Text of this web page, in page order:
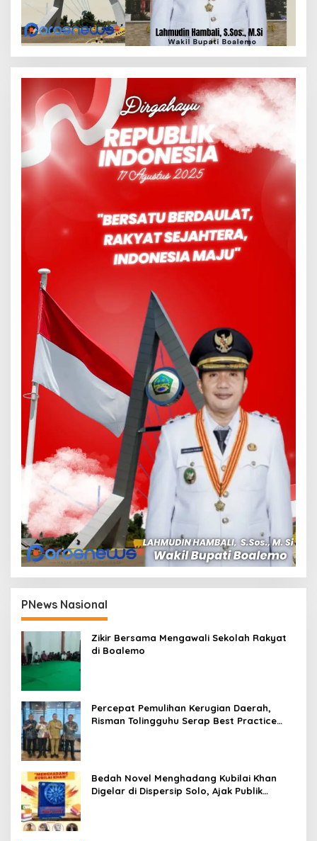
PNews Nasional
Zikir Bersama Mengawali Sekolah Rakyat
di Boalemo
Percepat Pemulihan Kerugian Daerah,
Risman Tolingguhu Serap Best Practice
Bedah Novel Menghadang Kubilai Khan
Digelar di Dispersip Solo, Ajak Publik